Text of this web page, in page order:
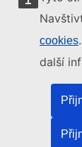
cookies
další
Písemně,
Osobně, v
Sociální
médiích